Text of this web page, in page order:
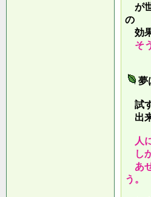
が
の
効
そ
夢
試
出
人
し
あ
う。